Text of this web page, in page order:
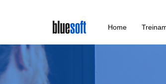
main
content
Home